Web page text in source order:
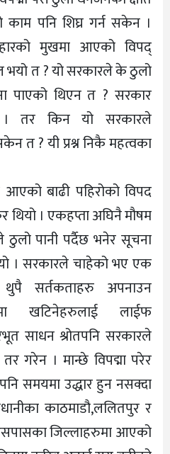
काम पनि शिघ्र गर्न सकेन ।
मुखमा आएको विपद्
भयो त ? यो सरकारले के ठुलो
पाएको थिएन त ? सरकार
तर किन यो सरकारले
त ? यी प्रश्न निकै महत्वका
आएको बाढी पहिरोको विपद
थियो । एकहप्ता अघिनै मौषम
ठुलो पानी पर्दैछ भनेर सूचना
। सरकारले चाहेको भए एक
थुपै सर्तकताहरु अपनाउन
खटिनेहरुलाई लाईफ
साधन श्रोतपनि सरकारले
गरेन । मान्छे विपद्मा परेर
समयमा उद्धार हुन नसक्दा
काठमाडौ,ललितपुर र
जिल्लाहरुमा आएको